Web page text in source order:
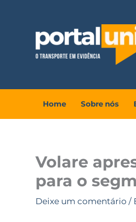
conteúdo
Home Sobre nós
Volare
para o
Deixe um comentário /